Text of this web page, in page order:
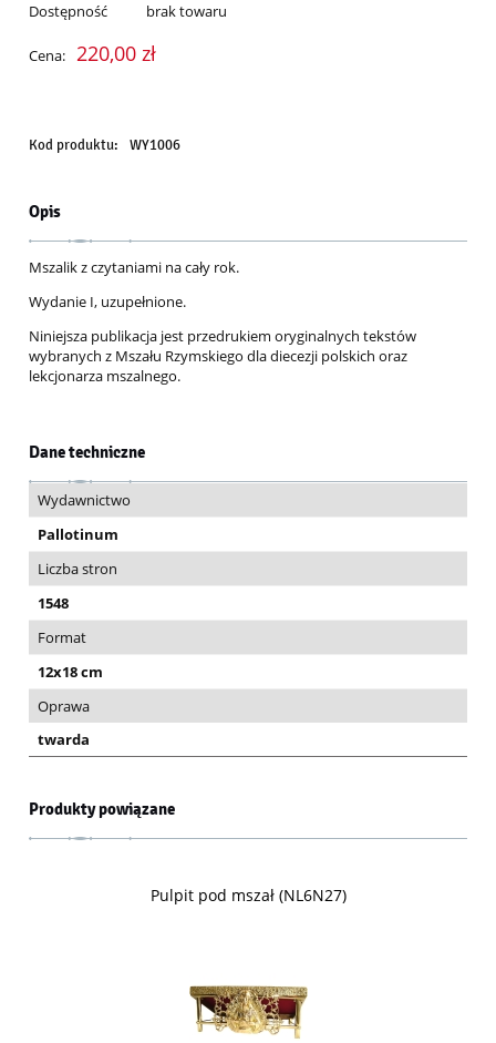
Dostępność brak towaru
Cena: 220,00 zł
Kod produktu: WY1006
Opis
Mszalik z czytaniami na cały rok.
Wydanie I, uzupełnione.
Niniejsza publikacja jest przedrukiem oryginalnych tekstów
wybranych z Mszału Rzymskiego dla diecezji polskich oraz
lekcjonarza mszalnego.
Dane techniczne
Wydawnictwo
Pallotinum
Liczba stron
1548
Format
12x18 cm
Oprawa
twarda
Produkty powiązane
Pulpit pod mszał (NL6N27)